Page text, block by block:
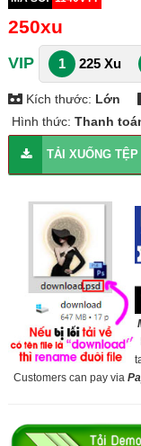
250xu
VIP 1 225 Xu
Kích thước: Lớn
Hình thức: Thanh
TẢI XUỐNG TỆP
Customers can pay via